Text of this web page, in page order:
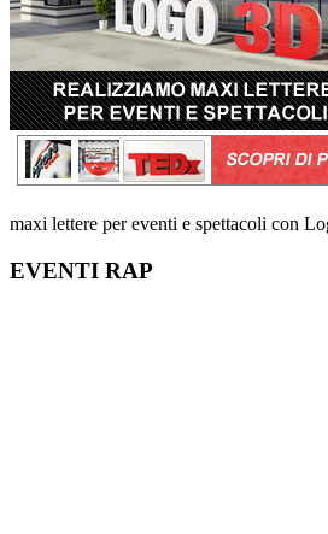
maxi lettere per eventi e spettacoli con
EVENTI RAP